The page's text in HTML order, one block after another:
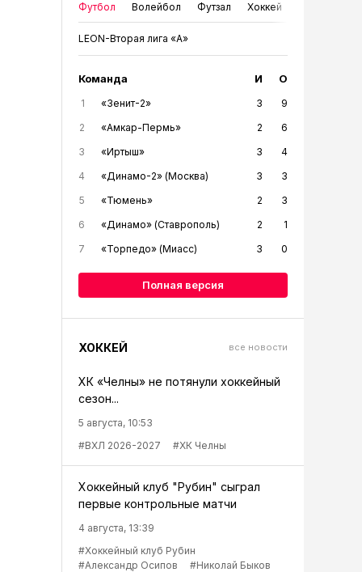
Футбол Волейбол Футзал Хоккей
LEON-Вторая лига «А»
Команда И О
1 «Зенит-2» 3
9
2
«Амкар-Пермь» 2
6
3
«Иртыш» 3
4
4
«Динамо-2» (Москва) 3
3
5
«Тюмень» 2
3
6
«Динамо» (Ставрополь) 2
1
7
«Торпедо» (Миасс) 3 0
Полная версия
ХОККЕЙ все новости
ХК «Челны» не потянули хоккейный
сезон...
5 августа, 10:53
#ВХЛ 2026-2027
#ХК Челны
Хоккейный клуб "Рубин" сыграл
первые контрольные матчи
4 августа, 13:39
#Хоккейный клуб Рубин
#Александр Осипов
#Николай Быков